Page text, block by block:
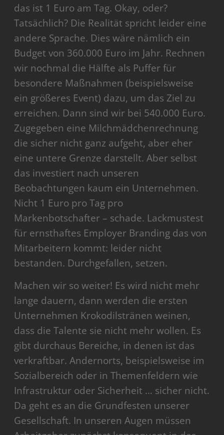
das ist 1 Euro am Tag. Okay, oder?
Tatsächlich? Die Realität spricht leider eine
andere Sprache. Dies wäre nämlich ein
Budget von 360.000 Euro im Jahr. Rechnen
wir nochmal die Hälfte als Puffer für
besondere Maßnahmen (beispielsweise
ein größeres Event) dazu, um das Ziel zu
erreichen. Dann sind wir bei 540.000 Euro.
Zugegeben eine Milchmädchenrechnung
die sicher nicht ganz aufgeht, aber eher
eine untere Grenze darstellt. Aber selbst
das investiert nach unseren
Beobachtungen kaum ein Unternehmen.
Nicht 1 Euro pro Tag pro
Markenbotschafter – schade. Lackmustest
für ernsthaftes Employer Branding das von
Mitarbeitern kommt: leider nicht
bestanden. Durchgefallen, setzen.
Machen wir so weiter! Es wird nicht mehr
lange dauern, dann werden die ersten
Unternehmen Krokodilstränen weinen,
dass die Talente sie nicht mehr wollen. Es
gibt durchaus Bereiche, in denen ist das
verkraftbar. Andernorts, beispielsweise im
Sozialbereich oder in Themenfeldern wie
Infrastruktur oder Sicherheit … sicher nicht.
Da geht es an die Grundfesten unserer
Gesellschaft. In unseren Augen müssen